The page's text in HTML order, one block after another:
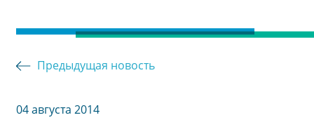
Предыдущая новость
04 августа 2014